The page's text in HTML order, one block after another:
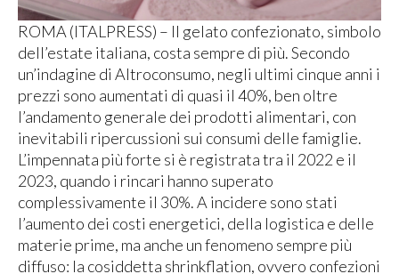
ROMA (ITALPRESS) – Il gelato confezionato, simbolo
dell’estate italiana, costa sempre di più. Secondo
un’indagine di Altroconsumo, negli ultimi cinque anni i
prezzi sono aumentati di quasi il 40%, ben oltre
l’andamento generale dei prodotti alimentari, con
inevitabili ripercussioni sui consumi delle famiglie.
L’impennata più forte si è registrata tra il 2022 e il
2023, quando i rincari hanno superato
complessivamente il 30%. A incidere sono stati
l’aumento dei costi energetici, della logistica e delle
materie prime, ma anche un fenomeno sempre più
diffuso: la cosiddetta shrinkflation, ovvero confezioni